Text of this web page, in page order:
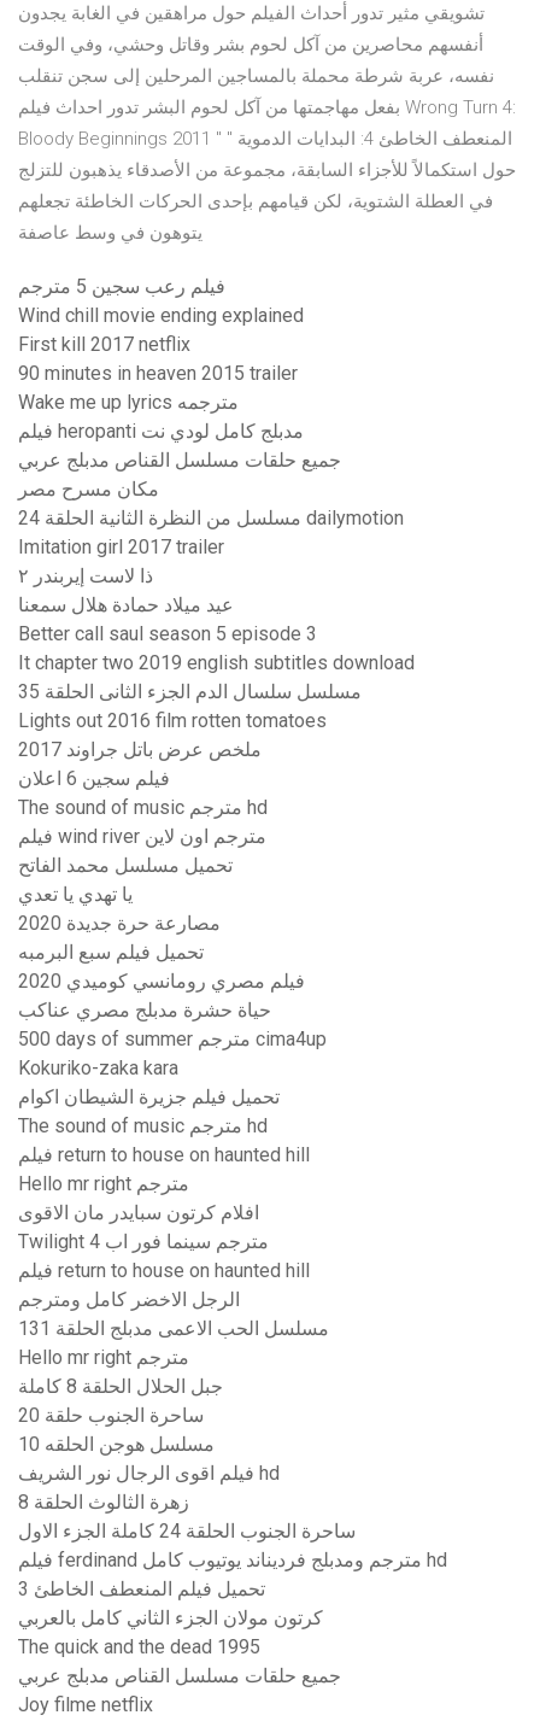
تشويقي مثير تدور أحداث الفيلم حول مراهقين في الغابة يجدون
أنفسهم محاصرين من آكل لحوم بشر وقاتل وحشي، وفي الوقت
نفسه، عربة شرطة محملة بالمساجين المرحلين إلى سجن تنقلب
بفعل مهاجمتها من آكل لحوم البشر تدور احداث فيلم Wrong Turn 4:
Bloody Beginnings 2011 " المنعطف الخاطئ 4: البدايات الدموية "
حول استكمالاً للأجزاء السابقة، مجموعة من الأصدقاء يذهبون للتزلج
في العطلة الشتوية، لكن قيامهم بإحدى الحركات الخاطئة تجعلهم
يتوهون في وسط عاصفة
فيلم رعب سجين 5 مترجم
Wind chill movie ending explained
First kill 2017 netflix
90 minutes in heaven 2015 trailer
Wake me up lyrics مترجمه
فيلم heropanti مدبلج كامل لودي نت
جميع حلقات مسلسل القناص مدبلج عربي
مكان مسرح مصر
مسلسل من النظرة الثانية الحلقة 24 dailymotion
Imitation girl 2017 trailer
ذا لاست إيربندر ٢
عيد ميلاد حمادة هلال سمعنا
Better call saul season 5 episode 3
It chapter two 2019 english subtitles download
مسلسل سلسال الدم الجزء الثانى الحلقة 35
Lights out 2016 film rotten tomatoes
ملخص عرض باتل جراوند 2017
فيلم سجين 6 اعلان
The sound of music مترجم hd
فيلم wind river مترجم اون لاين
تحميل مسلسل محمد الفاتح
يا تهدي يا تعدي
مصارعة حرة جديدة 2020
تحميل فيلم سبع البرمبه
فيلم مصري رومانسي كوميدي 2020
حياة حشرة مدبلج مصري عناكب
500 days of summer مترجم cima4up
Kokuriko-zaka kara
تحميل فيلم جزيرة الشيطان اكوام
The sound of music مترجم hd
فيلم return to house on haunted hill
Hello mr right مترجم
افلام كرتون سبايدر مان الاقوى
Twilight 4 مترجم سينما فور اب
فيلم return to house on haunted hill
الرجل الاخضر كامل ومترجم
مسلسل الحب الاعمى مدبلج الحلقة 131
Hello mr right مترجم
جبل الحلال الحلقة 8 كاملة
ساحرة الجنوب حلقة 20
مسلسل هوجن الحلقه 10
فيلم اقوى الرجال نور الشريف hd
زهرة الثالوث الحلقة 8
ساحرة الجنوب الحلقة 24 كاملة الجزء الاول
فيلم ferdinand مترجم ومدبلج فرديناند يوتيوب كامل hd
تحميل فيلم المنعطف الخاطئ 3
كرتون مولان الجزء الثاني كامل بالعربي
The quick and the dead 1995
جميع حلقات مسلسل القناص مدبلج عربي
Joy filme netflix